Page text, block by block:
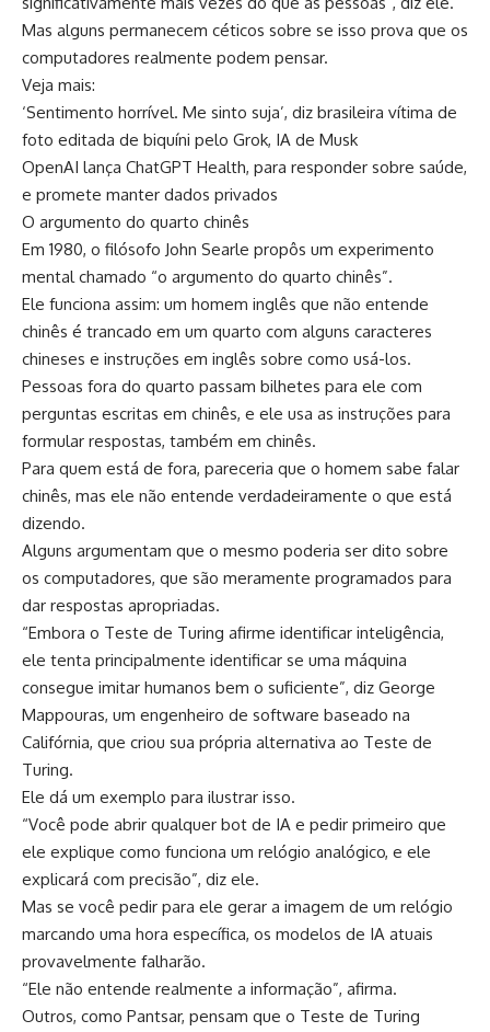
Mas alguns permanecem céticos sobre se isso prova que os
computadores realmente podem pensar.
Veja mais:
‘Sentimento horrível. Me sinto suja’, diz brasileira vítima de
foto editada de biquíni pelo Grok, IA de Musk
OpenAI lança ChatGPT Health, para responder sobre saúde,
e promete manter dados privados
O argumento do quarto chinês
Em 1980, o filósofo John Searle propôs um experimento
mental chamado “o argumento do quarto chinês”.
Ele funciona assim: um homem inglês que não entende
chinês é trancado em um quarto com alguns caracteres
chineses e instruções em inglês sobre como usá-los.
Pessoas fora do quarto passam bilhetes para ele com
perguntas escritas em chinês, e ele usa as instruções para
formular respostas, também em chinês.
Para quem está de fora, pareceria que o homem sabe falar
chinês, mas ele não entende verdadeiramente o que está
dizendo.
Alguns argumentam que o mesmo poderia ser dito sobre
os computadores, que são meramente programados para
dar respostas apropriadas.
“Embora o Teste de Turing afirme identificar inteligência,
ele tenta principalmente identificar se uma máquina
consegue imitar humanos bem o suficiente”, diz George
Mappouras, um engenheiro de software baseado na
Califórnia, que criou sua própria alternativa ao Teste de
Turing.
Ele dá um exemplo para ilustrar isso.
“Você pode abrir qualquer bot de IA e pedir primeiro que
ele explique como funciona um relógio analógico, e ele
explicará com precisão”, diz ele.
Mas se você pedir para ele gerar a imagem de um relógio
marcando uma hora específica, os modelos de IA atuais
provavelmente falharão.
“Ele não entende realmente a informação”, afirma.
Outros, como Pantsar, pensam que o Teste de Turing